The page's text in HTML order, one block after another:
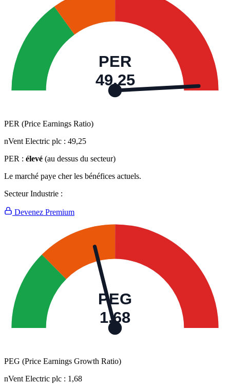
PER
49,25
PER (Price Earnings Ratio)
nVent Electric plc : 49,25
PER : élevé (au dessus du secteur)
Le marché paye cher les bénéfices actuels.
Secteur Industrie :
Devenez Premium
PEG
1,68
PEG (Price Earnings Growth Ratio)
nVent Electric plc : 1,68